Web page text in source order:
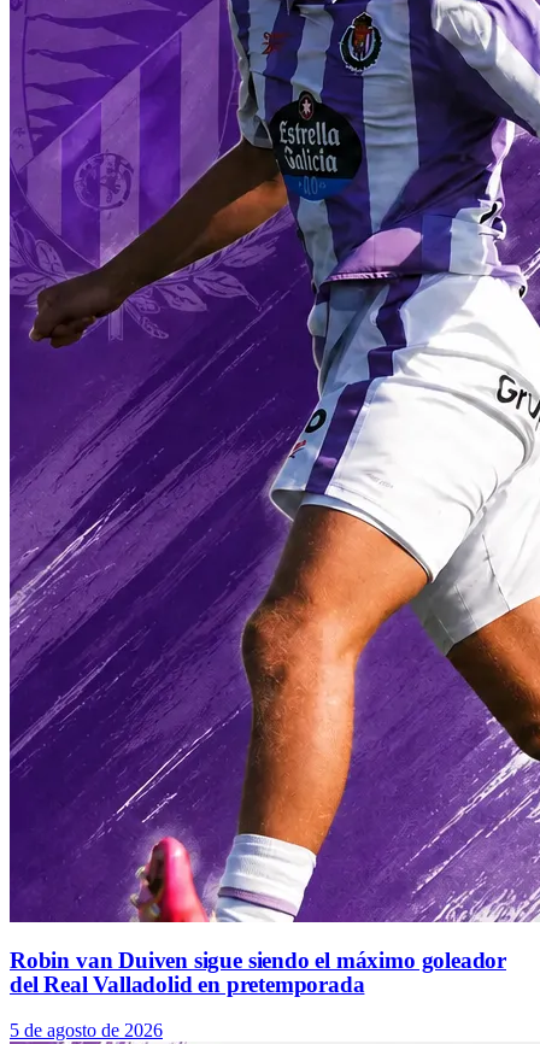
Robin van Duiven sigue siendo el máximo goleador
del Real Valladolid en pretemporada
5 de agosto de 2026